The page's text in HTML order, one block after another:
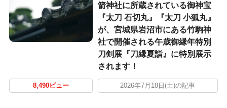
箭神社に所蔵されている御神宝
『太刀 石切丸』『太刀 小狐丸』
が、宮城県岩沼市にある竹駒神
社で開催される午歳御縁年特別
刀剣展『刀縁夏詣』に特別展示
されます！
8,490ビュー 2026年7月18日(土)の記事